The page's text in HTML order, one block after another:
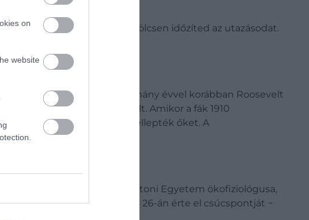
on
website
tartják meg, ezért jó, ha bölcsen időzíted az utazásodat.
jelképeként, mivel alig néhány évvel korábban Roosevelt
katasztrofálisan sikerült. Amikor a fák 1910
−, és a fafúró rovarok is ellepték őket. A
Soo-Hyung Kim, a Washingtoni Egyetem ökofiziológusa,
cseresznyevirágzás március 26-án érte el csúcspontját −